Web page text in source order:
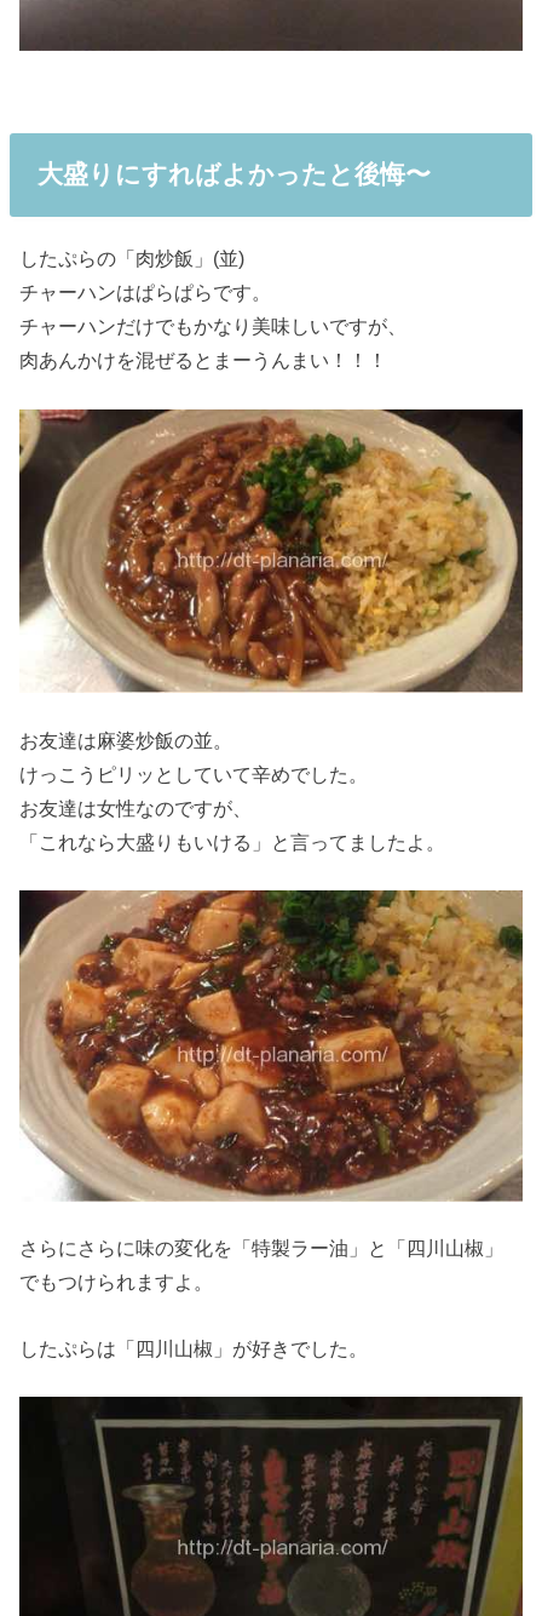
大盛りにすればよかったと後悔〜
したぷらの「肉炒飯」(並)
チャーハンはぱらぱらです。
チャーハンだけでもかなり美味しいですが、
肉あんかけを混ぜるとまーうんまい！！！
お友達は麻婆炒飯の並。
けっこうピリッとしていて辛めでした。
お友達は女性なのですが、
「これなら大盛りもいける」と言ってましたよ。
さらにさらに味の変化を「特製ラー油」と「四川山椒」
でもつけられますよ。
したぷらは「四川山椒」が好きでした。